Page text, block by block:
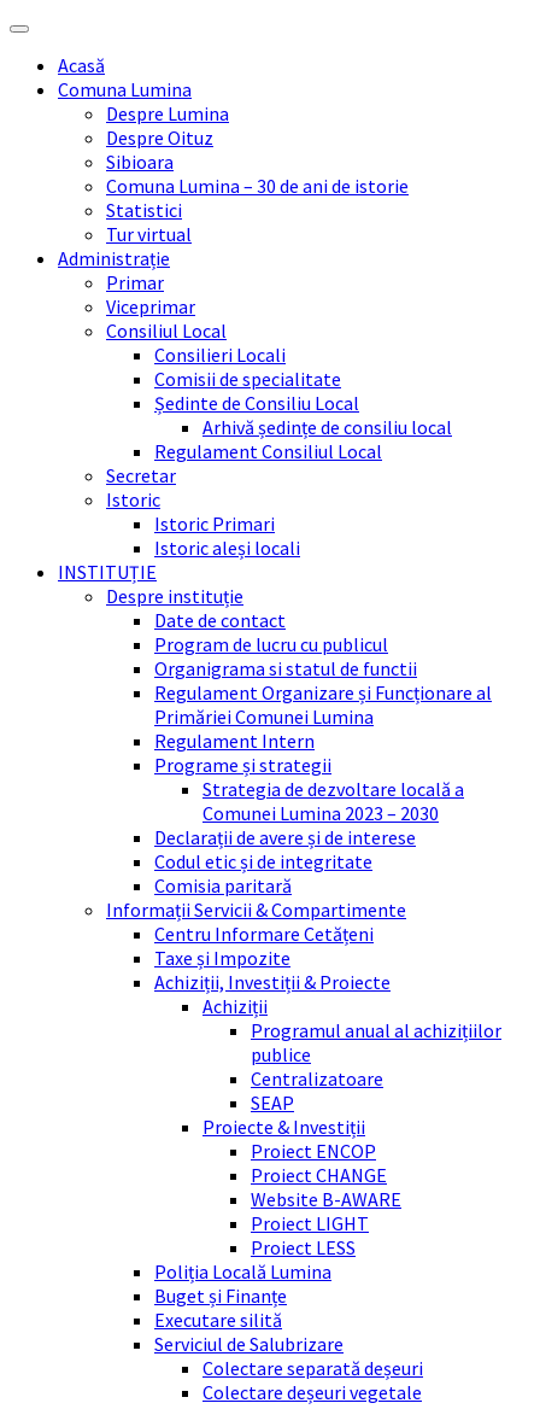
Skip
content
Skip
sidebar
Skip
right
sidebar
Skip
footerAcasă
Comuna Lumina
Despre Lumina
Despre Oituz
Sibioara
Comuna Lumina – 30 de ani de istorie
Statistici
Tur virtual
Administrație
Primar
Viceprimar
Consiliul Local
Consilieri Locali
Comisii de specialitate
Ședinte de Consiliu Local
Arhivă ședințe de consiliu local
Regulament Consiliul Local
Secretar
Istoric
Istoric Primari
Istoric aleși locali
INSTITUȚIE
Despre instituție
Date de contact
Program de lucru cu publicul
Organigrama si statul de functii
Regulament Organizare și Funcționare al
Primăriei Comunei Lumina
Regulament Intern
Programe și strategii
Strategia de dezvoltare locală a
Comunei Lumina 2023 – 2030
Declarații de avere și de interese
Codul etic și de integritate
Comisia paritară
Informații Servicii & Compartimente
Centru Informare Cetățeni
Taxe și Impozite
Achiziții, Investiții & Proiecte
Achiziții
Programul anual al achizițiilor
publice
Centralizatoare
SEAP
Proiecte & Investiții
Proiect ENCOP
Proiect CHANGE
Website B-AWARE
Proiect LIGHT
Proiect LESS
Poliția Locală Lumina
Buget și Finanțe
Executare silită
Serviciul de Salubrizare
Colectare separată deșeuri
Colectare deșeuri vegetale